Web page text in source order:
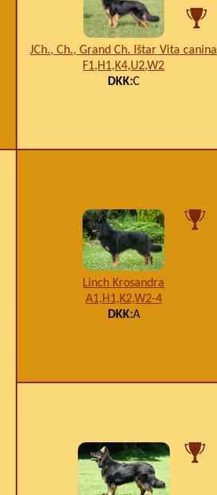
JCh., Ch., Grand Ch. Ištar Vita canina
F1,H1,K4,U2,W2
DKK:C
Linch Krosandra
A1,H1,K2,W2-4
DKK:A